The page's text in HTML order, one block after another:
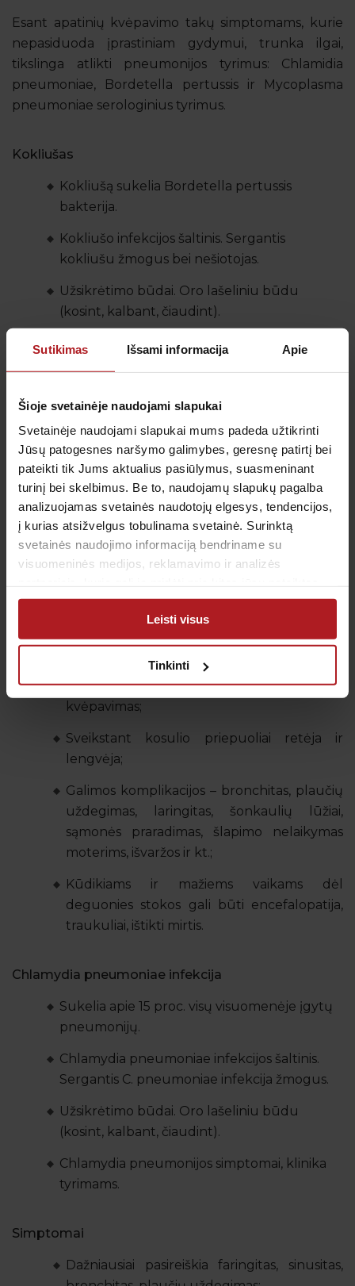
Sutikimas Išsami informacija Apie
Šioje svetainėje naudojami slapukai
Svetainėje naudojami slapukai mums padeda užtikrinti
Jūsų patogesnes naršymo galimybes, geresnę patirtį bei
pateikti tik Jums aktualius pasiūlymus, suasmeninant
turinį bei skelbimus. Be to, naudojamų slapukų pagalba
analizuojamas svetainės naudotojų elgesys, tendencijos,
į kurias atsižvelgus tobulinama svetainė. Surinktą
svetainės naudojimo informaciją bendriname su
visuomeninės medijos, reklamavimo ir analizės
arba naudojant paslaugas surinktos informacijos.
Leisti visus
Tinkinti
Esant apatinių kvėpavimo takų simptomams, kurie
nepasiduoda įprastiniam gydymui, trunka ilgai,
tikslinga atlikti pneumonijos tyrimus: Chlamidia
pneumoniae, Bordetella pertussis ir Mycoplasma
pneumoniae serologinius tyrimus.
Kokliušas
Kokliušą sukelia Bordetella pertussis
bakterija.
Kokliušo infekcijos šaltinis. Sergantis
kokliušu žmogus bei nešiotojas.
Užsikrėtimo būdai. Oro lašeliniu būdu
(kosint, kalbant, čiaudint).
Inkubacinis laikotarpis 3–15 d.
Kokliušo simptomai, klinika tyrimams.
Dažniausiai serga 1–5 metų vaikai, paprastai
neskiepyti ar netinkamai skiepyti.
Simptomai
Pradžioje vargina sloga, čiaudulys,
stiprėjantis kosulys, nežymus karščiavimas;
Vėliau kosulys tampa priepuoliniu, staigiu,
priepuolis gali baigtis vėmimu;
Spazminiai kosulio priepuoliai tęsiasi
Po sunkių kosulio priepuolių gali sustoti
kvėpavimas;
Sveikstant kosulio priepuoliai retėja ir
lengvėja;
Galimos komplikacijos – bronchitas, plaučių
uždegimas, laringitas, šonkaulių lūžiai,
sąmonės praradimas, šlapimo nelaikymas
moterims, išvaržos ir kt.;
Kūdikiams ir mažiems vaikams dėl
deguonies stokos gali būti encefalopatija,
traukuliai, ištikti mirtis.
Chlamydia pneumoniae infekcija
Sukelia apie 15 proc. visų visuomenėje įgytų
pneumonijų.
Chlamydia pneumoniae infekcijos šaltinis.
Sergantis C. pneumoniae infekcija žmogus.
Užsikrėtimo būdai. Oro lašeliniu būdu
(kosint, kalbant, čiaudint).
Chlamydia pneumonijos simptomai, klinika
tyrimams.
Simptomai
Dažniausiai pasireiškia faringitas, sinusitas,